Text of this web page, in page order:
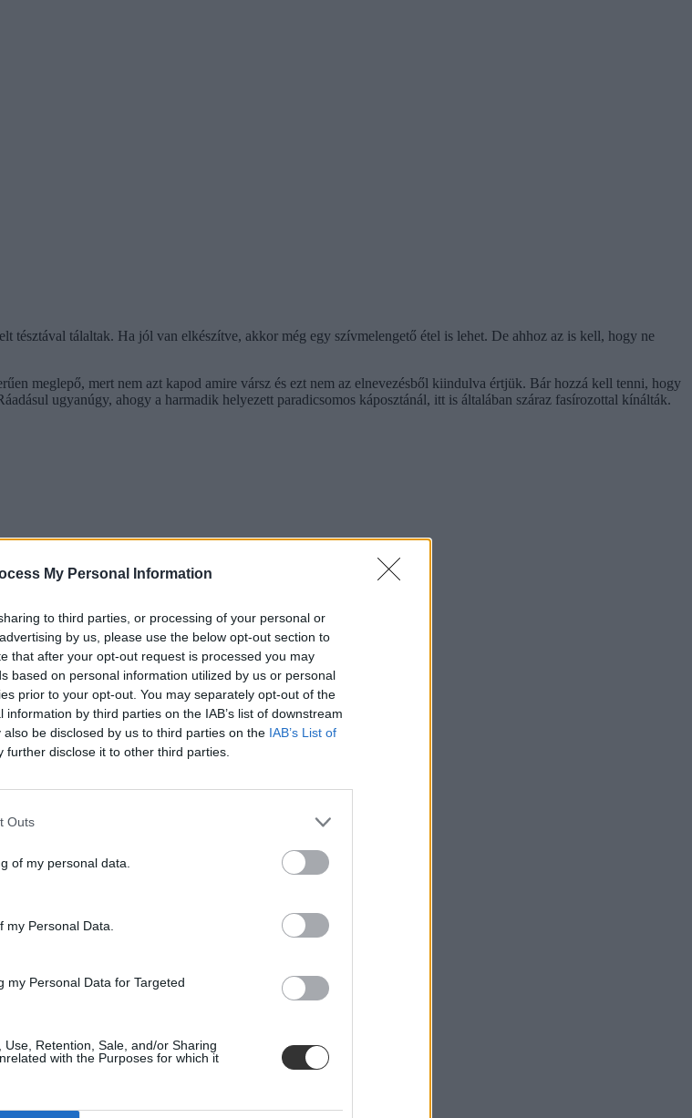
My Personal Information
to third parties, or processing of your personal or
by us, please use the below opt-out section to
that after your opt-out request is processed you may
based on personal information utilized by us or personal
prior to your opt-out. You may separately opt-out of the
by third parties on the IAB’s list of downstream
be disclosed by us to third parties on the IAB’s List of
further disclose it to other third parties.
Outs
of my personal data.
Personal Data.
my Personal Data for Targeted
Retention, Sale, and/or Sharing
with the Purposes for which it
tésztával tálaltak. Ha jól van elkészítve, akkor még egy szívmelengető étel is lehet. De ahhoz az is kell, hogy ne
meglepő, mert nem azt kapod amire vársz és ezt nem az elnevezésből kiindulva értjük. Bár hozzá kell tenni, hogy
ugyanúgy, ahogy a harmadik helyezett paradicsomos káposztánál, itt is általában száraz fasírozottal kínálták.